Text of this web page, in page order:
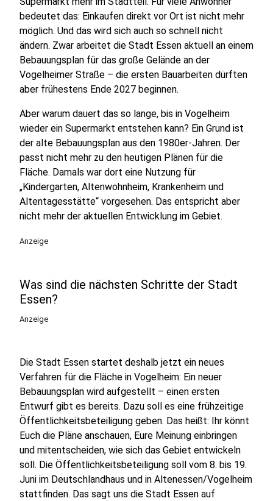
bedeutet das: Einkaufen direkt vor Ort ist nicht mehr
möglich. Und das wird sich auch so schnell nicht
ändern. Zwar arbeitet die Stadt Essen aktuell an einem
Bebauungsplan für das große Gelände an der
Vogelheimer Straße – die ersten Bauarbeiten dürften
aber frühestens Ende 2027 beginnen.
Aber warum dauert das so lange, bis in Vogelheim
wieder ein Supermarkt entstehen kann? Ein Grund ist
der alte Bebauungsplan aus den 1980er-Jahren. Der
passt nicht mehr zu den heutigen Plänen für die
Fläche. Damals war dort eine Nutzung für
„Kindergarten, Altenwohnheim, Krankenheim und
Altentagesstätte“ vorgesehen. Das entspricht aber
nicht mehr der aktuellen Entwicklung im Gebiet.
Anzeige
Was sind die nächsten Schritte der Stadt
Essen?
Anzeige
Die Stadt Essen startet deshalb jetzt ein neues
Verfahren für die Fläche in Vogelheim: Ein neuer
Bebauungsplan wird aufgestellt – einen ersten
Entwurf gibt es bereits. Dazu soll es eine frühzeitige
Öffentlichkeitsbeteiligung geben. Das heißt: Ihr könnt
Euch die Pläne anschauen, Eure Meinung einbringen
und mitentscheiden, wie sich das Gebiet entwickeln
soll. Die Öffentlichkeitsbeteiligung soll vom 8. bis 19.
Juni im Deutschlandhaus und in Altenessen/Vogelheim
stattfinden. Das sagt uns die Stadt Essen auf